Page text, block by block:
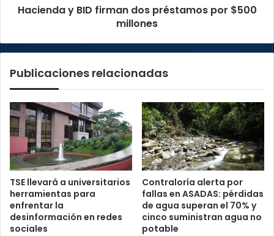
Hacienda y BID firman dos préstamos por $500
millones
Publicaciones relacionadas
TSE llevará a universitarios
herramientas para
enfrentar la
desinformación en redes
sociales
Contraloría alerta por
fallas en ASADAS: pérdidas
de agua superan el 70% y
cinco suministran agua no
potable